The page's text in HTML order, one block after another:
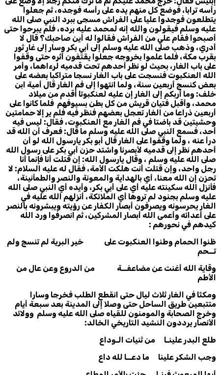
رأسه ترابا، فوضع كل منهم يده على رأسه فوجده، ثم جعلوا
يتطلعون فوجدوا عليا على الفراش مسجى ببرد النبي صلى الله
عليه وسلم فيقولون والله إنه لمحمد عليه برده، فلم يبرحوا حتى
أصبحوا فقام علي من الفراش فقالوا له أين صاحبك؟ قال لا
أدري، وذهب صلى الله عليه وسلم إلى أبي بكر وسار إلى غار ثور
بقرب مكة، فلما علموا بخروجه جعلوا يقتفون أثره حتى وقفوا
على باب الغار، بحيث لو نظر أحدهم تحت قدميه لرءاهما، وأمر
الله العنكبوت فنسجت على باب الغار نسجا متراكبا بعضه على
بعض كنسج أربعين سنة، ولما انتهوا إلى فم الغار قال أمية ابن
خلف: وما أربكم إلى الغار إن عليه لعنكبوتا أقدم من ميلاد
محمد، وأقبل فتيان قريش من كل بطن بسيوفهم فلما كانوا على
أربعين ذراعا من الغار تعجل بعضهم فنظر فيه فلم ير إلا حمامتين
وحشيتين قد باضتا في فم الغار مع العنكبوت، فقال: ليس فيه
أحد، فسمع النبي صلى الله عليه وسلم ما قال: فعرف أن الله قد
درأ عنه ، ولما وقفوا على الغار قال أبو بكر يارسول الله لو أن
أحدهم نظر إلى قدميه لأبصرنا واشتد حزن أبي بكر على رسول الله
صلى الله عليه وسلم ، وقال يارسول الله: إن قتلت أنا فإنما أنا
رجل واحد، وإن قتلت أنت هلكت الأمة، فقال له عليه السلام: لا
تحزن إن الله معنا، أي بالهداية والمعونة والنصر والطمأنينة،
فأنزل الله سكينته عليه أي على أبي بكر، وأيده أي النبي صلى الله
عليه وسلم بجنود لم تروها أي الملائكة، أنزلهم الله عليه في
الغار يحرسونه ويصرفون أبصار الكفار عن رؤيته ويبشرونه بالنصر
على أعدائه وأعمى الله أبصار المشركين، ثم انصرفوا ورد الله
كيدهم في نحورهم :
ظنوا الحمام وطنوا العنكبوت على خير البرية لم تنسج ولم
تــحم
وقاية الله أغنت عن مضاعفــة من الدروع وعن عال من
الأطم
ومكثا في الغار ثلاث ليال حتى انقطع الطلب فخرجا وسارا
متتبعين طريق الساحل حتى وصلا إلى المدينة بعد سبعة أيام
وخرج الصحابة والمومنون للقياه صلى الله عليه وسلم وولائد
الأنصار يرددون النشيد التاريخي الخالد:
طلع البدر علينـا من ثنيات الـوداع
وجب الشكر علينا ما دعــا لله داع